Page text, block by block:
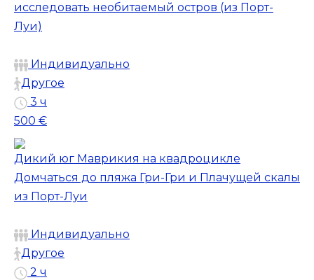
исследовать необитаемый остров (из Порт-
Луи)
Индивидуально
Другое
3 ч
500 €
Дикий юг Маврикия на квадроцикле
Домчаться до пляжа Гри-Гри и Плачущей скалы
из Порт-Луи
Индивидуально
Другое
2 ч